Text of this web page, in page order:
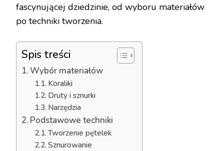
fascynującej dziedzinie, od wyboru materiałów
po techniki tworzenia.
Spis treści
Wybór materiałów
Koraliki
Druty i sznurki
Narzędzia
Podstawowe techniki
Tworzenie pętelek
Sznurowanie